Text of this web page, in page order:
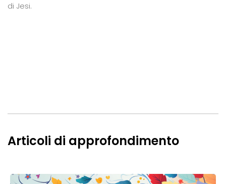
di Jesi.
Articoli di approfondimento